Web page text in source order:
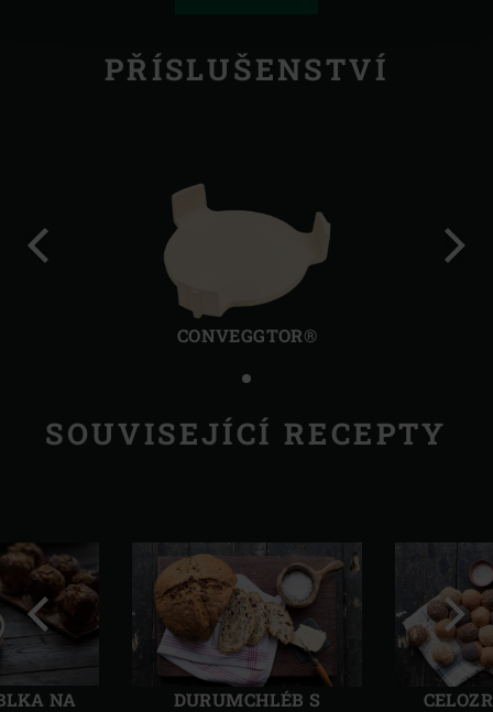
PŘÍSLUŠENSTVÍ
CONVEGGTOR®
SOUVISEJÍCÍ RECEPTY
NA
DURUMCHLÉB S
Předchozí Další